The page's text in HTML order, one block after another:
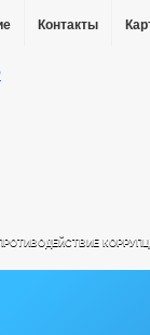
Контакты